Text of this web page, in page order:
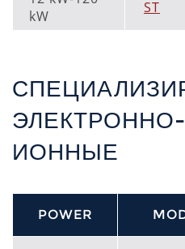
kW
ST
ИОННЫЕ
POWER